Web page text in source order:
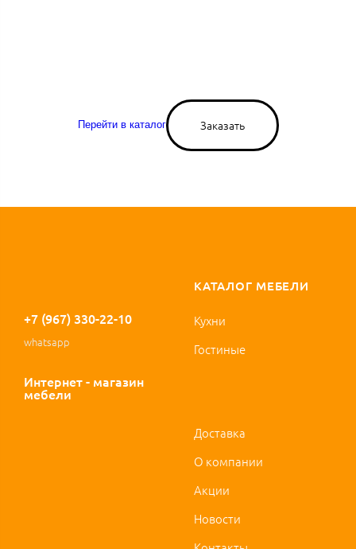
Перейти в каталог Заказать
+7 (967) 330-22-10
whatsapp
Интернет - магазин
мебели
КАТАЛОГ МЕБЕЛИ
Кухни
Гостиные
Доставка
О компании
Акции
Новости